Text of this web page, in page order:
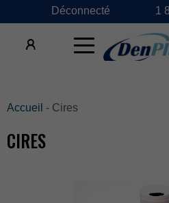
Déconnecté
×
Accueil -Cires
CIRES